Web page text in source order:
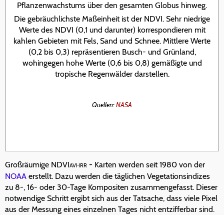
Pflanzenwachstums über den gesamten Globus hinweg.
Die gebräuchlichste Maßeinheit ist der NDVI. Sehr niedrige
Werte des NDVI (0,1 und darunter) korrespondieren mit
kahlen Gebieten mit Fels, Sand und Schnee. Mittlere Werte
(0,2 bis 0,3) repräsentieren Busch- und Grünland,
wohingegen hohe Werte (0,6 bis 0,8) gemäßigte und
tropische Regenwälder darstellen.
Quellen:NASA
Großräumige NDVIAVHRR - Karten werden seit 1980 von der
NOAA erstellt. Dazu werden die täglichen Vegetationsindizes
zu 8-, 16- oder 30-Tage Kompositen zusammengefasst. Dieser
notwendige Schritt ergibt sich aus der Tatsache, dass viele Pixel
aus der Messung eines einzelnen Tages nicht entzifferbar sind.